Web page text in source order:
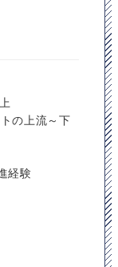
の上流～下
経験